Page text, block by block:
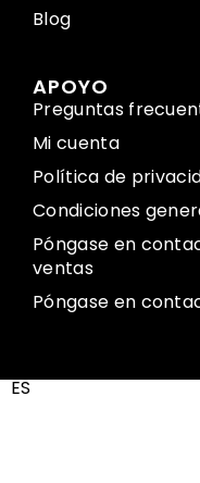
Blog
APOYO
Preguntas
Mi cuenta
Política de
Condiciones
Póngase en
ventas
Póngase en
ES